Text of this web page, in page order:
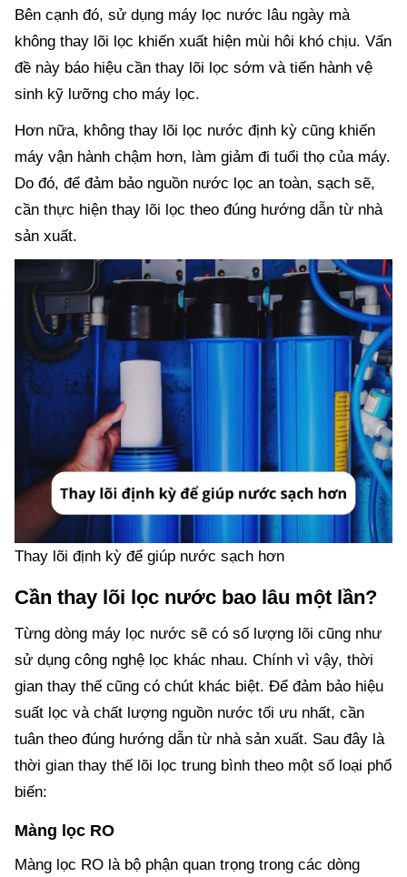
Bên cạnh đó, sử dụng máy lọc nước lâu ngày mà
không thay lõi lọc khiến xuất hiện mùi hôi khó chịu. Vấn
đề này báo hiệu cần thay lõi lọc sớm và tiến hành vệ
sinh kỹ lưỡng cho máy lọc.
Hơn nữa, không thay lõi lọc nước định kỳ cũng khiến
máy vận hành chậm hơn, làm giảm đi tuổi thọ của máy.
Do đó, để đảm bảo nguồn nước lọc an toàn, sạch sẽ,
cần thực hiện thay lõi lọc theo đúng hướng dẫn từ nhà
sản xuất.
Thay lõi định kỳ để giúp nước sạch hơn
Cần thay lõi lọc nước bao lâu một lần?
Từng dòng máy lọc nước sẽ có số lượng lõi cũng như
sử dụng công nghệ lọc khác nhau. Chính vì vậy, thời
gian thay thế cũng có chút khác biệt. Để đảm bảo hiệu
suất lọc và chất lượng nguồn nước tối ưu nhất, cần
tuân theo đúng hướng dẫn từ nhà sản xuất. Sau đây là
thời gian thay thế lõi lọc trung bình theo một số loại phổ
biến:
Màng lọc RO
Màng lọc RO là bộ phận quan trọng trong các dòng